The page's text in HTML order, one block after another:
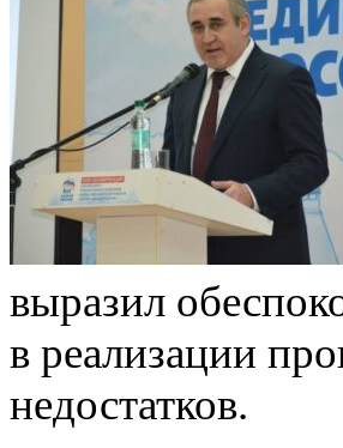
выразил
в реализации
недостатков.